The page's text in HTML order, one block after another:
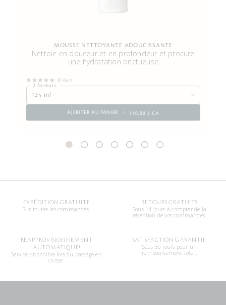
MOUSSE NETTOYANTE ADOUCISSANTE
Nettoie en douceur et en profondeur et procure
une hydratation onctueuse
8 Avis
2 formats
125 ml
AJOUTER AU PANIER 110,00 $ CA
EXPÉDITION GRATUITE
Sur toutes les commandes.
RETOURS GRATUITS
Sous 14 jours à compter de la
réception de vos commandes.
RÉAPPROVISIONNEMENT
AUTOMATIQUE!
Service disponible lors du passage en
caisse.
SATISFACTION GARANTIE
Sous 30 jours pour un
remboursement total.